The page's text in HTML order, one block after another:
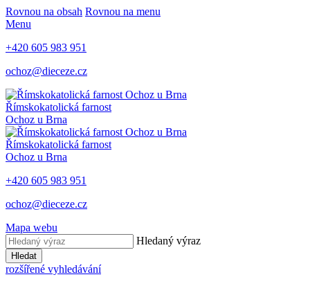
Rovnou na obsah Rovnou na menu
Menu
+420 605 983 951
ochoz@dieceze.cz
Římskokatolická farnost
Ochoz u Brna
Římskokatolická farnost
Ochoz u Brna
+420 605 983 951
ochoz@dieceze.cz
Mapa webu
Hledaný výraz
Hledat
rozšířené vyhledávání